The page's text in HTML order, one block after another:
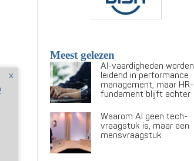
Meest gelezen
AI-vaardigheden worden
leidend in performance
management, maar HR-
fundament blijft achter
Waarom AI geen tech-
vraagstuk is, maar een
mensvraagstuk